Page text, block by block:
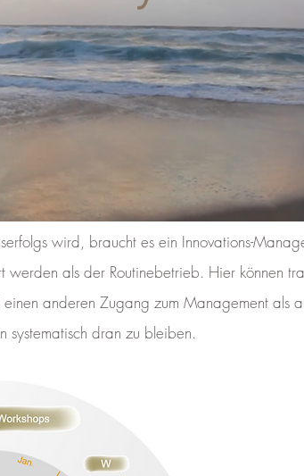
wird, braucht es ein Innovations-
als der Routinebetrieb. Hier können
anderen Zugang zum Management als
systematisch dran zu bleiben.